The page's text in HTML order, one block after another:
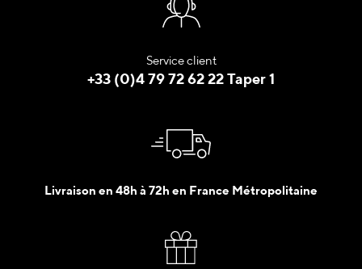
Service client
+33 (0)4 79 72 62 22 Taper 1
Livraison en 48h à 72h en France Métropolitaine